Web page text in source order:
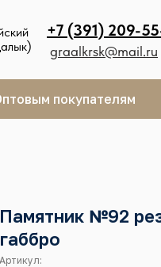
+7 (391) 209-
graalkrsk@mail.ru
покупателям
Памятник №92
габбро
Артикул: